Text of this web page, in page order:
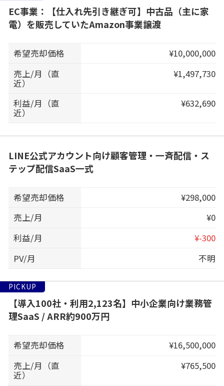
EC事業：【仕入れ先引き継ぎ可】中古品（主に家
電）を販売していたAmazon事業譲渡
希望売却価格
¥10,000,000
売上/月（直
近）
¥1,497,730
利益/月（直
近）
¥632,690
LINE公式アカウント向け顧客管理・一斉配信・ス
テップ配信SaaS一式
希望売却価格
¥298,000
売上/月
¥0
利益/月
¥-300
PV/月
不明
PICKUP
【導入100社・利用2,123名】中小企業向け業務管
理SaaS / ARR約900万円
希望売却価格
¥16,500,000
売上/月（直
近）
¥765,500